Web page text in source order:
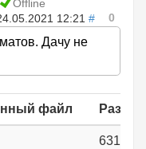
Offline
12:21 # 0
Дачу не
файл Размер
631.89